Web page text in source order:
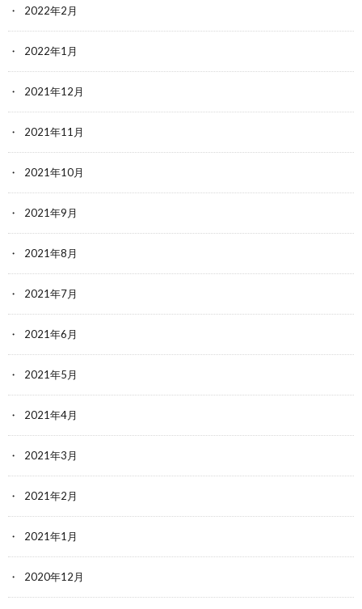
2022年2月
2022年1月
2021年12月
2021年11月
2021年10月
2021年9月
2021年8月
2021年7月
2021年6月
2021年5月
2021年4月
2021年3月
2021年2月
2021年1月
2020年12月